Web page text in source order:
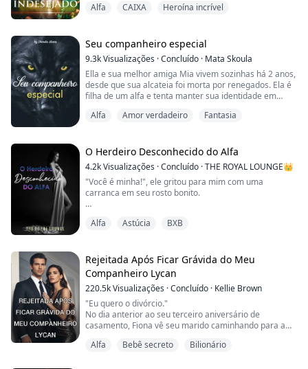
criatura patética como você me fez colocar minha
"Vai ficar aí parada como uma muda?" Ele estava
frustrado porque sua companheira não falava.
"Eu-eu sinto muito, A-Alf...
Alfa CAIXA Heroína incrível
Seu companheiro especial
9.3kVisualizações ·Concluído · Mata Skoula
Ella e sua melhor amiga Mia vivem sozinhas há 2 anos,
desde que sua alcateia foi morta por renegados. Ela é
filha de um alfa e tenta manter sua identidade em
companheiro e ele as leva para sua alcateia. O que
Jonathan King é o Alfa da alcateia Black Stone. Ele é um
pesadelo para seus inimigos, m...
Alfa Amor verdadeiro Fantasia
O Herdeiro Desconhecido do Alfa
4.2kVisualizações ·Concluído ·THE ROYAL LOUNGE👑
"Você é minha!", ele gritou para mim com uma
carranca em seu rosto bonito.
manhã", tentei ao máximo imitar suas feições, mas
ele fechava a distância entre nós e colocava a mão na
minha cintura, fazendo um arrepio subir pela minha
espinha.
"Você sempre ...
Alfa Astúcia BXB
Rejeitada Após Ficar Grávida do Meu
Companheiro Lycan
220.5kVisualizações ·Concluído · Kellie Brown
"Eu quero o divórcio."
No dia anterior ao seu terceiro aniversário de
casamento, Fiona vê seu marido caminhando para a
namorada, Rowena. Rowena está grávida.
Alfa Bebê secreto Bilionário